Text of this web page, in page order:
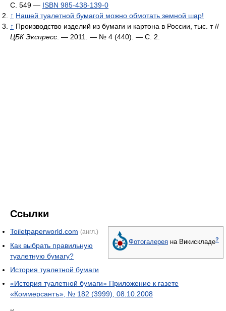
С. 549 — ISBN 985-438-139-0
↑ Нашей туалетной бумагой можно обмотать земной шар!
↑ Производство изделий из бумаги и картона в России, тыс. т //
ЦБК Экспресс . — 2011. — № 4 (440). — С. 2.
Ссылки
Фотогалерея на Викискладе?
Toiletpaperworld.com (англ.)
Как выбрать правильную
туалетную бумагу?
История туалетной бумаги
«История туалетной бумаги» Приложение к газете
«Коммерсантъ», № 182 (3999), 08.10.2008